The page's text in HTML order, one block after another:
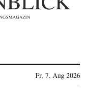
Fr, 7. Aug 2026